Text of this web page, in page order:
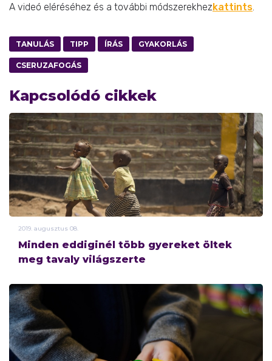
A videó eléréséhez és a további módszerekhezkattints
TANULÁS TIPP ÍRÁS GYAKORLÁS
CSERUZAFOGÁS
Kapcsolódó cikkek
2019. augusztus 08.
Minden eddiginél több gyereket öltek
meg tavaly világszerte